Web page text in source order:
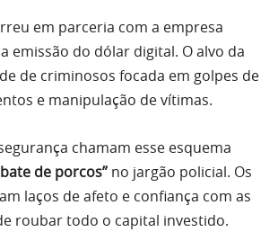
em parceria com a empresa
emissão do dólar digital. O alvo da
de criminosos focada em golpes de
e manipulação de vítimas.
chamam esse esquema
de porcos” no jargão policial. Os
laços de afeto e confiança com as
roubar todo o capital investido.